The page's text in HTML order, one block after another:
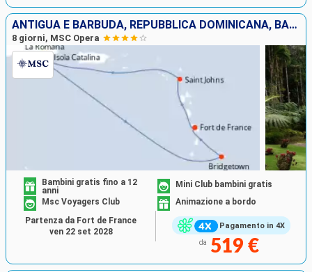
ANTIGUA E BARBUDA, REPUBBLICA DOMINICANA, BARBADOS, MARTINICA
8 giorni, MSC Opera
Pagamento in 4X
Bambini gratis fino a 12
anni
Mini Club bambini gratis
Msc Voyagers Club
Animazione a bordo
da 519 €
Partenza da Fort de France
ven 22 set 2028